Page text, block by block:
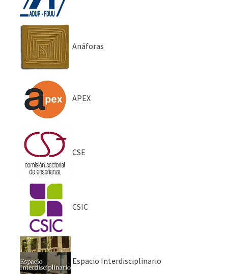
Anáforas
APEX
CSE
CSIC
Espacio Interdisciplinario